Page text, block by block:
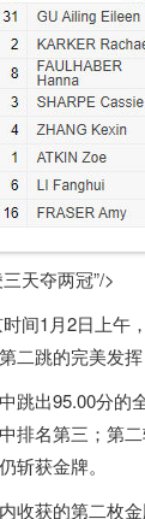
天夺两冠”/>
间1月2日上午
二跳的完美发
跳出95.00分的
排名第三；第
斩获金牌。
收获的第二枚